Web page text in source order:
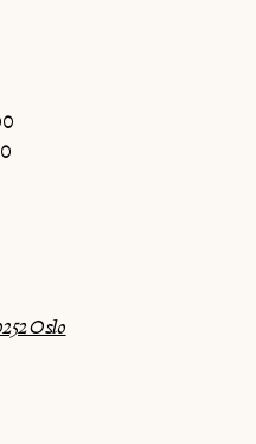
Oslo